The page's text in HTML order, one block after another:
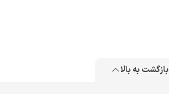
بازگشت به بالا